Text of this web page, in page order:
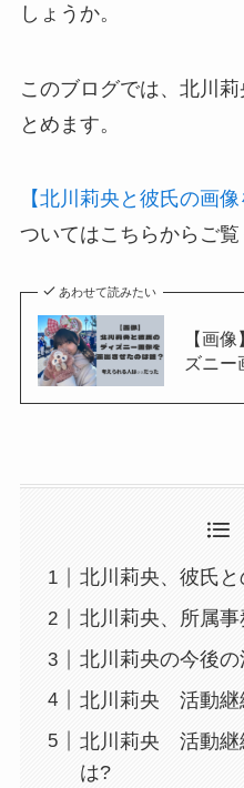
しょうか。
このブログでは、北川
とめます。
【北川莉央と彼氏の画
ついてはこちらからご覧
あわせて読みたい
【画
ズニー
北川莉央、彼氏
北川莉央、所属事
北川莉央の今後の
北川莉央 活動継
北川莉央 活動継
は?